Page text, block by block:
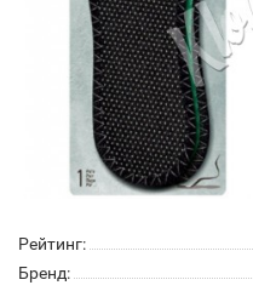
Рейтинг:
Бренд: